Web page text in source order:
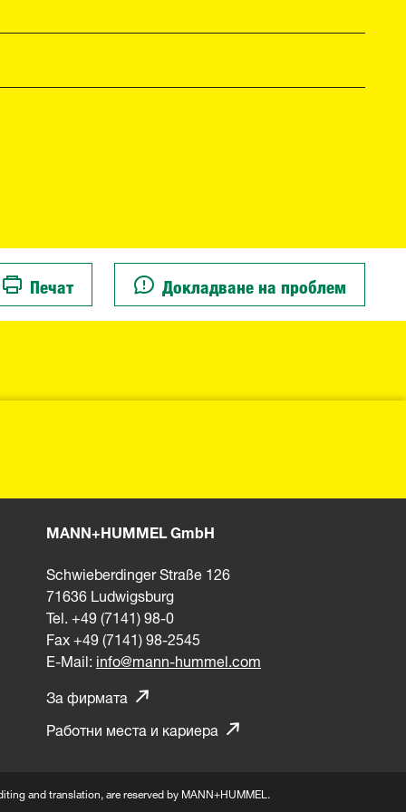
Печат Докладване на проблем
MANN+HUMMEL GmbH
Schwieberdinger Straße 126
71636 Ludwigsburg
Tel. +49 (7141) 98-0
Fax +49 (7141) 98-2545
E-Mail: info@mann-hummel.com
За фирмата
Работни места и кариера
and translation, are reserved by MANN+HUMMEL.